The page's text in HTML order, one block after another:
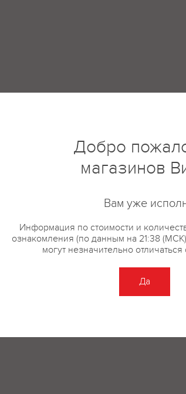
Где купить? Описание
Добро
магазинов
Вам уже
Информация по стоимости и
ознакомления (по данным на 21:38
могут незначительно
Да